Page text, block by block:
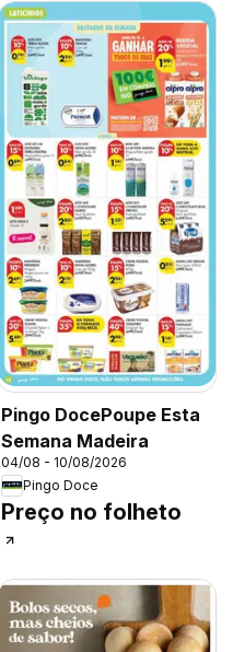
Pingo DocePoupe Esta
Semana Madeira
04/08 - 10/08/2026
Pingo Doce
Preço no folheto